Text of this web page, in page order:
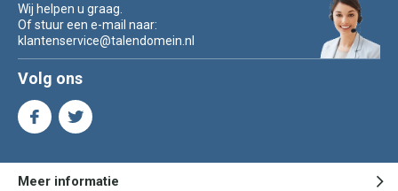
Wij helpen u graag.
Of stuur een e-mail naar:
klantenservice@talendomein.nl
Volg ons
Meer informatie